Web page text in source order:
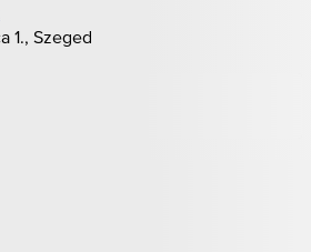
1., Szeged